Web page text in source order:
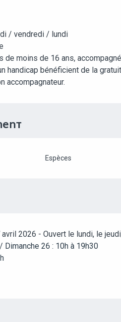
/ vendredi / lundi
de moins de 16 ans,
handicap bénéficient de la
accompagnateur.
Espèces
2026 - Ouvert le lundi, le
26 : 10h à 19h30